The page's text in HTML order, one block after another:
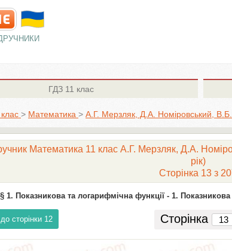
ГДЗ11 клас
> Математика > А.Г. Мерзляк, Д.А. Номіровський,
Математика 11 клас А.Г. Мерзляк, Д.А.
рік)
Сторінка 13 з
1. Показникова та логарифмічна функції - 1. Показникова
сторінки 12 Сторінка